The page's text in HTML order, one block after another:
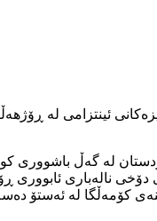
دوو کۆڵبەر بەتەقەی ڕاستەوخۆی
لە گەڵ باشووری
دۆخی نالەباری ئابووری
کۆمەڵگا لە ئەستۆ